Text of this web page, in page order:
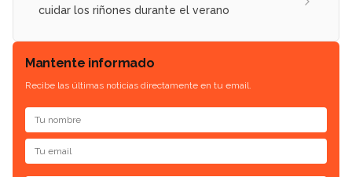
cuidar los riñones durante el verano
Mantente informado
Recibe las últimas noticias directamente en tu email.